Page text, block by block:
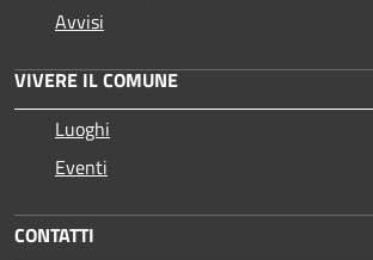
Avvisi
VIVERE IL COMUNE
Luoghi
Eventi
CONTATTI